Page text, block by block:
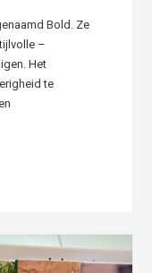
Bold. Ze
–
Het
te